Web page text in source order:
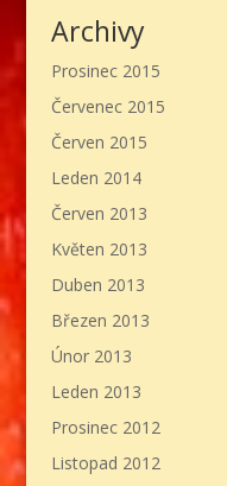
Archivy
Prosinec 2015
Červenec 2015
Červen 2015
Leden 2014
Červen 2013
Květen 2013
Duben 2013
Březen 2013
Únor 2013
Leden 2013
Prosinec 2012
Listopad 2012